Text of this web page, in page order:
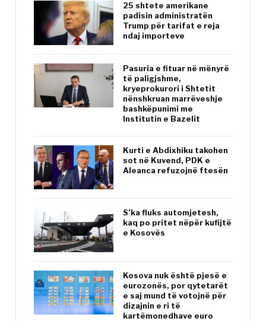
25 shtete amerikane
padisin administratën
Trump për tarifat e reja
ndaj importeve
Pasuria e fituar në mënyrë
të paligjshme,
kryeprokurori i Shtetit
nënshkruan marrëveshje
bashkëpunimi me
Institutin e Bazelit
Kurti e Abdixhiku takohen
sot në Kuvend, PDK e
Aleanca refuzojnë ftesën
S’ka fluks automjetesh,
kaq po pritet nëpër kufijtë
e Kosovës
Kosova nuk është pjesë e
eurozonës, por qytetarët
e saj mund të votojnë për
dizajnin e ri të
kartëmonedhave euro